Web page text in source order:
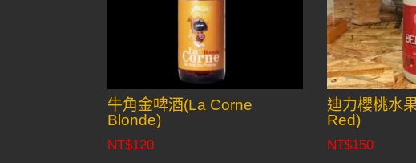
牛角金啤酒(La Corne
Blonde)
NT$120
迪力櫻桃水
Red)
NT$150